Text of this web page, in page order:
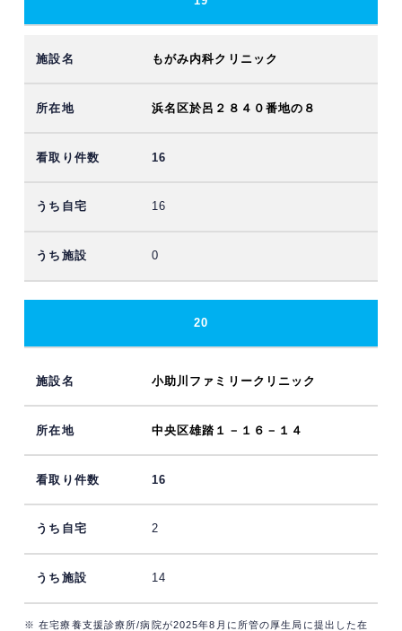
もがみ内科クリニック
浜名区於呂２８４０番地の８
16
16
0
20
小助川ファミリークリニック
中央区雄踏１－１６－１４
16
2
14
※ 在宅療養支援診療所/病院が2025年8月に所管の厚生局に提出した在